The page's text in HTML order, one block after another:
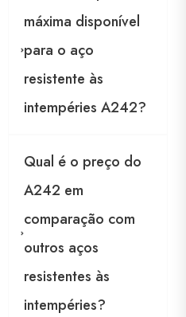
máxima disponível
para o aço
resistente às
intempéries A242?
Qual é o preço do
A242 em
comparação com
outros aços
resistentes às
intempéries?